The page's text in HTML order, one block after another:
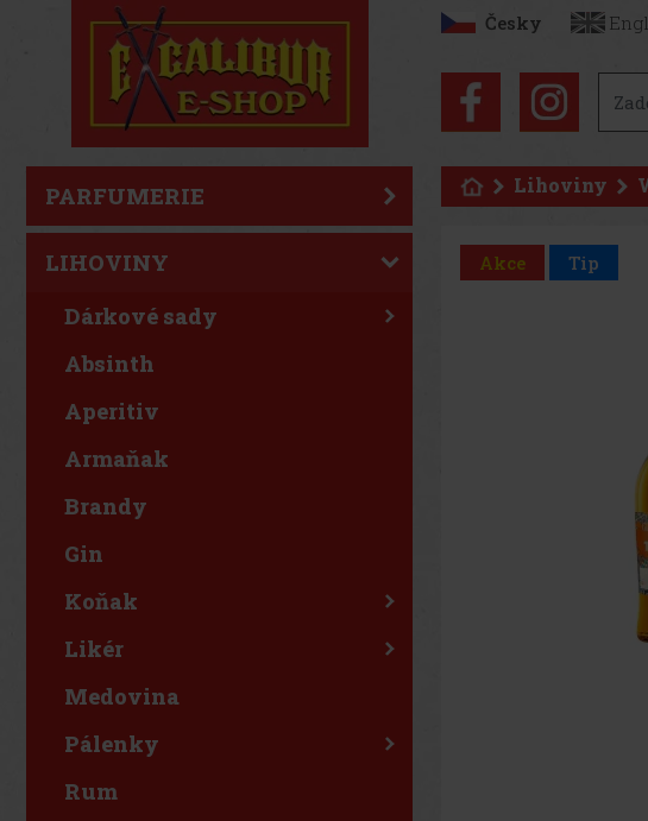
Česky
PARFUMERIE
LIHOVINY
Dárkové sady
Absinth
Aperitiv
Armaňak
Brandy
Gin
Koňak
Likér
Medovina
Pálenky
Rum
Lihoviny
Akce Tip